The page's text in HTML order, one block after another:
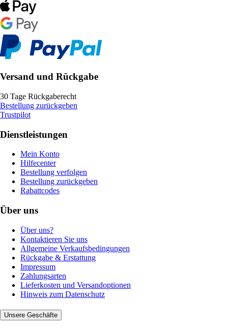
Versand und Rückgabe
30 Tage Rückgaberecht
Bestellung zurückgeben
Trustpilot
Dienstleistungen
Mein Konto
Hilfecenter
Bestellung verfolgen
Bestellung zurückgeben
Rabattcodes
Über uns
Über uns?
Kontaktieren Sie uns
Allgemeine Verkaufsbedingungen
Rückgabe & Erstattung
Impressum
Zahlungsarten
Lieferkosten und Versandoptionen
Hinweis zum Datenschutz
Unsere Geschäfte